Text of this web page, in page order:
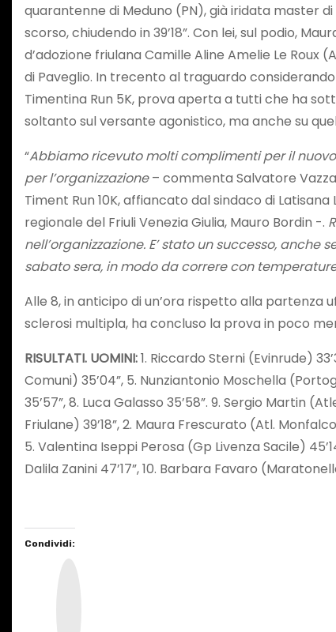
quarantenne di Meduno (PN), già iridata master
scorso, chiudendo in 39’18”. Con lei, sul podio,
d’adozione friulana Camille Aline Amelie Le Roux
di Paveglio. In trecento al traguardo
Timentina Run 5K, prova aperta a tutti che ha
soltanto sul versante agonistico, ma anche su
“Abbiamo ricevuto molti complimenti per il
per l’organizzazione– commenta Salvatore
Timent Run 10K, affiancato dal sindaco di
regionale del Friuli Venezia Giulia, Mauro Bordin -.
nell’organizzazione. E’ stato un successo,
sabato sera, in modo da correre con
Alle 8, in anticipo di un’ora rispetto alla partenza
sclerosi multipla, ha concluso la prova in poco
RISULTATI. UOMINI:1. Riccardo Sterni (Evinrude)
Comuni) 35’04”, 5. Nunziantonio Moschella
35’57”, 8. Luca Galasso 35’58”. 9. Sergio Martin
Friulane) 39’18”, 2. Maura Frescurato (Atl.
5. Valentina Iseppi Perosa (Gp Livenza Sacile)
Dalila Zanini 47’17”, 10. Barbara Favaro
Condividi: